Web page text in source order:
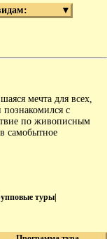
▼
мечта для всех,
познакомился с
по живописным
самобытное
туры|